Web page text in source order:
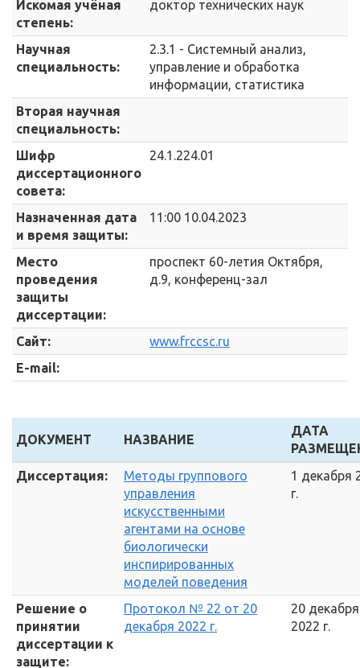
Искомая учёная
степень:
доктор технических наук
Научная
специальность:
2.3.1 - Системный анализ,
управление и обработка
информации, статистика
Вторая научная
специальность:
Шифр
диссертационного
совета:
24.1.224.01
Назначенная дата
и время защиты:
11:00 10.04.2023
Место
проведения
защиты
диссертации:
проспект 60-летия Октября,
д.9, конференц-зал
Сайт:
www.frccsc.ru
E-mail:
ДОКУМЕНТ НАЗВАНИЕ
ДАТА
Диссертация:
Методы группового
управления
искусственными
агентами на основе
биологически
инспирированных
моделей поведения
1 декабря
г.
Решение о
принятии
диссертации к
защите:
Протокол № 22 от 20
декабря 2022 г.
20 декабря
2022 г.